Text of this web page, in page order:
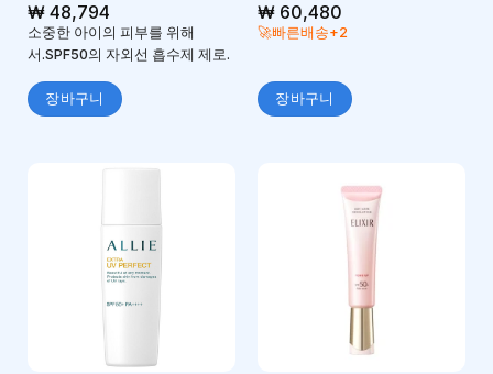
₩48,794
소중한 아이의 피부를 위해
서.SPF50의 자외선 흡수제 제로.
장바구니
₩60,480
🚀빠른배송+2
장바구니